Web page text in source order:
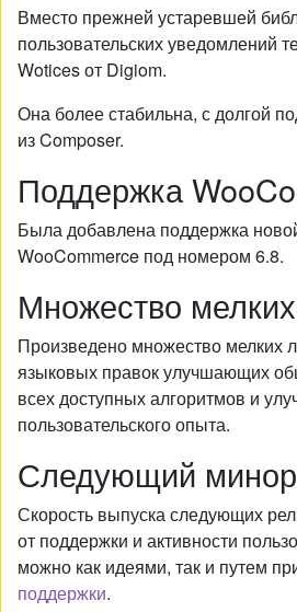
Вместо прежней устаревшей
пользовательских уведомлений
Wotices от Digiom.
Она более стабильна, с долгой
из Composer.
Поддержка
Была добавлена поддержка
WooCommerce под номером 6.8.
Множество
Произведено множество мелких
языковых правок улучшающих
всех доступных алгоритмов и
пользовательского опыта.
Следующий
Скорость выпуска следующих
от поддержки и активности
можно как идеями, так и путем
поддержки.